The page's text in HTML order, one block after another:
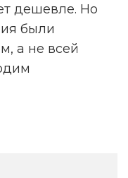
дешевле. Но
были
а не всей